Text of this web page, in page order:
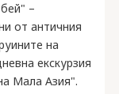
–
от античния
на
екскурзия
Мала Азия".